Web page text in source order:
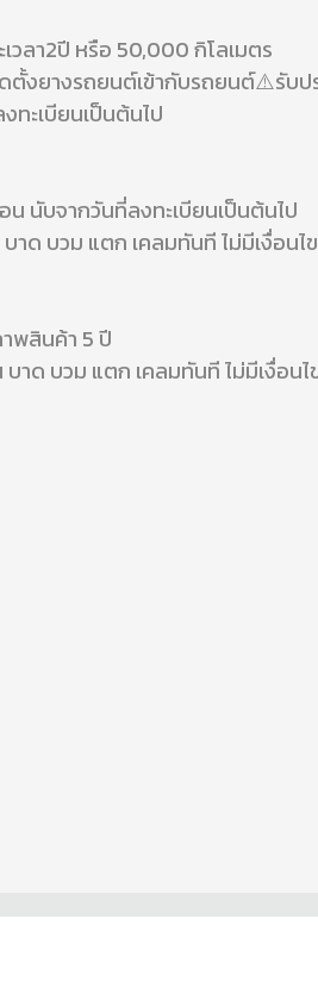
วลา2ปี หรือ 50,000 กิโลเมตร
ตั้งยางรถยนต์เข้ากับรถยนต์⚠️รับป
ทะเบียนเป็นต้นไป
นับจากวันที่ลงทะเบียนเป็นต้นไป
าด บวม แตก เคลมทันที ไม่มีเงื่อนไ
พสินค้า 5 ปี
าด บวม แตก เคลมทันที ไม่มีเงื่อนไ